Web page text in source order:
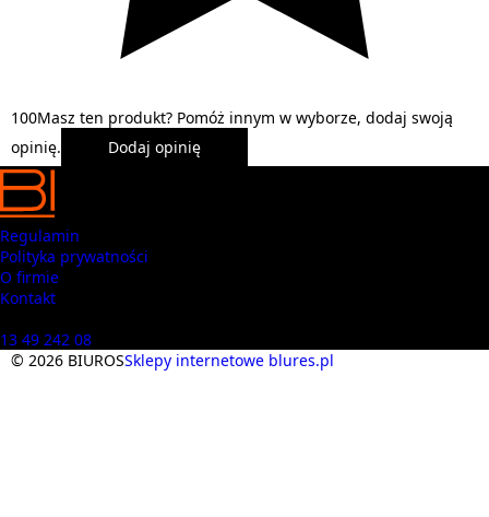
100Masz ten produkt? Pomóż innym w wyborze, dodaj swoją
opinię.
Dodaj opinię
Regulamin
Polityka prywatności
O firmie
Kontakt
13 49 242 08
© 2026 BIUROSSklepy internetowe blures.pl